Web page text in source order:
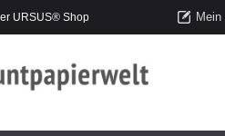
URSUS® Shop